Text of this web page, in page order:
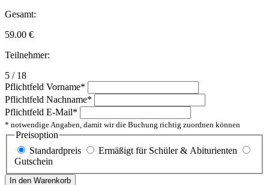
Gesamt:
59.00 €
Teilnehmer:
5 / 18
Pflichtfeld Vorname*
Pflichtfeld Nachname*
Pflichtfeld E-Mail*
* notwendige Angaben, damit wir die Buchung richtig zuordnen können
Preisoption
Standardpreis
Ermäßigt für Schüler & Abiturienten
Gutschein